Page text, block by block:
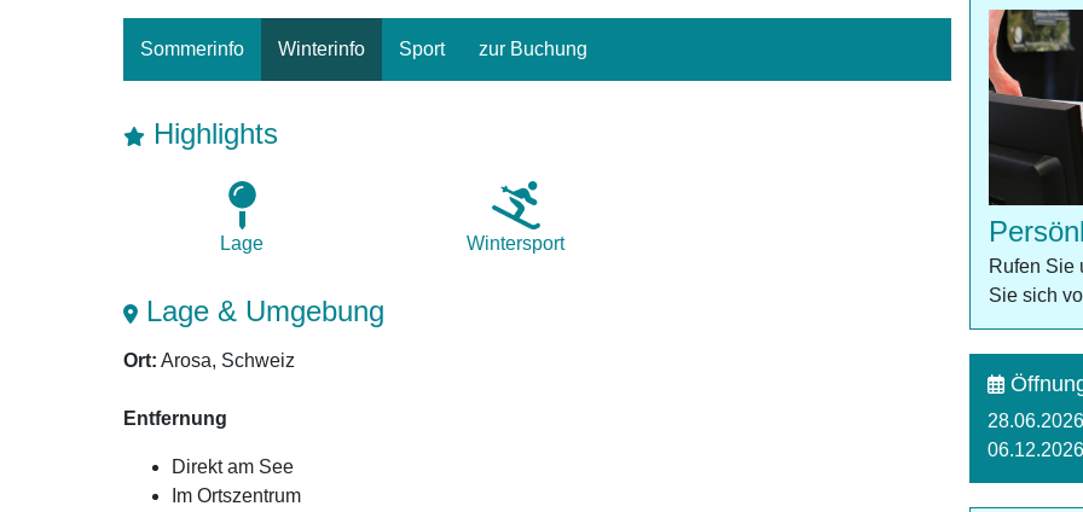
Sommerinfo Winterinfo Sport zur Buchung
Highlights
Lage Winter­sport
Lage & Umgebung
Ort: Arosa, Schweiz
Entfernung
Direkt am See
Im Ortszentrum
Rufen Sie
Sie sich